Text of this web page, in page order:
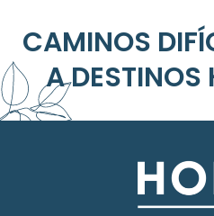
CAMINOS
A DESTINOS